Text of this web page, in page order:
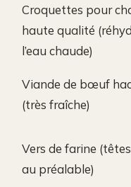
Croquettes pour
haute qualité
l’eau chaude)
Viande de bœuf
(très fraîche)
Vers de farine
au préalable)